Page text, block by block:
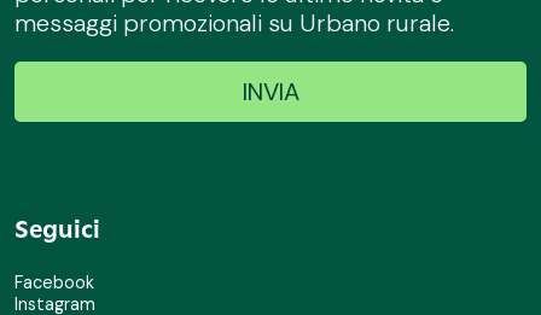
messaggi promozionali su Urbano rurale.
Seguici
Facebook
Instagram